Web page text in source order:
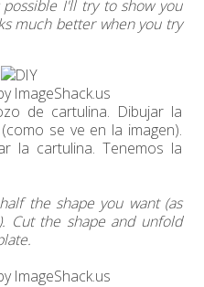
I'll try to show you
much better when you try
de cartulina. Dibujar la
se ve en la imagen).
la cartulina. Tenemos la
the shape you want (as
Cut the shape and unfold